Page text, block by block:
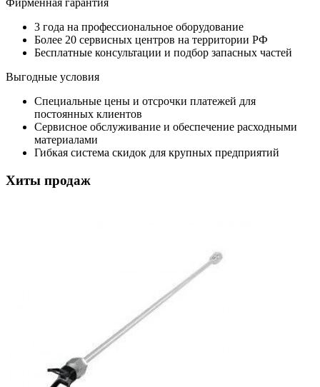
3 года на профессиональное оборудование
Более 20 сервисных центров на территории РФ
Бесплатные консультации и подбор запасных частей
Выгодные условия
Специальные цены и отсрочки платежей для
постоянных клиентов
Сервисное обслуживание и обеспечение расходными
материалами
Гибкая система скидок для крупных предприятий
Хиты продаж